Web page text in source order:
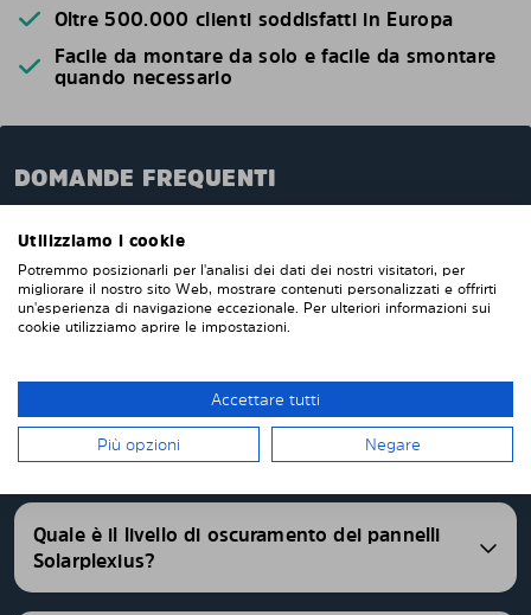
Oltre 500.000 clienti soddisfatti in Europa
Facile da montare da solo e facile da smontare
quando necessario
DOMANDE FREQUENTI
questi verranno prodotti appositamente per te e su
misura per i vetri della tua auto. Non devi tagliare o
rifinire nulla da solo. I nostri pannelli parasole
vengono consegnati pretagliati con una vestibilità
oltre 4500 differenti modelli di auto.
FAQ
Quale è il livello di oscuramento dei pannelli
Solarplexius?
Utilizziamo i cookie
Potremmo posizionarli per l'analisi dei dati dei nostri visitatori, per
migliorare il nostro sito Web, mostrare contenuti personalizzati e offrirti
un'esperienza di navigazione eccezionale. Per ulteriori informazioni sui
cookie utilizziamo aprire le impostazioni.
Accettare tutti
Più opzioni Negare